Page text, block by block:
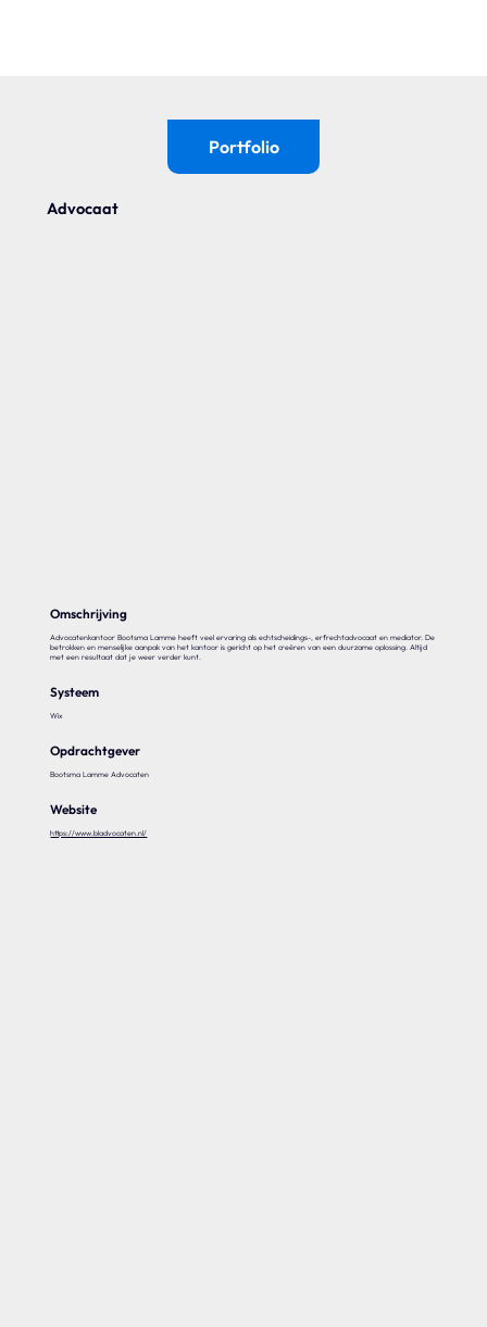
Advocaat
Portfolio
https://www.bladvocaten.nl/
Website
Bootsma Lamme Advocaten
Opdrachtgever
Wix
Systeem
Advocatenkantoor Bootsma Lamme heeft veel ervaring als echtscheidings-, erfrechtadvocaat en mediator. De
betrokken en menselijke aanpak van het kantoor is gericht op het creëren van een duurzame oplossing. Altijd
met een resultaat dat je weer verder kunt.
Omschrijving
Waarom Wix?
Wix Studio